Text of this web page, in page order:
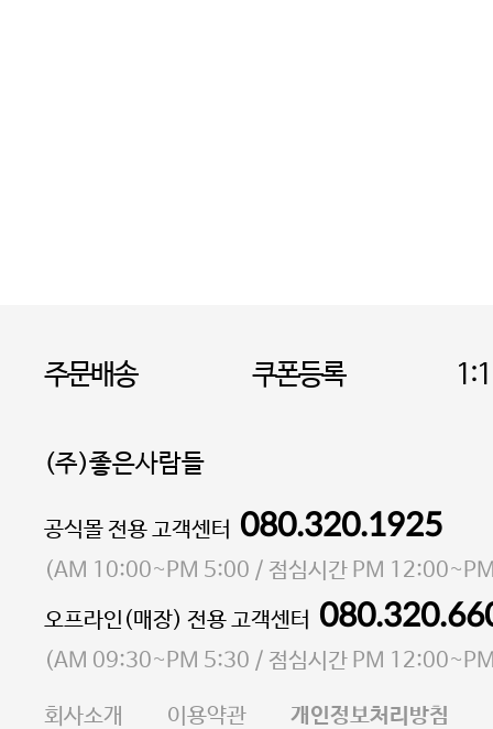
주문배송 쿠폰등록
(주)좋은사람들
대표 이성현,박영환| 개인정보관리책임자 김상현
소재지 서울특별시 마포구 마포대로4다길 41 마포
통신판매업 신고번호 2023-서울마포-3931호
사업자등록번호 105-81-58242
공식몰 전용 고객센터 080.320.1925
(AM 10:00~PM 5:00 / 점심시간 PM
오프라인(매장) 전용 고객센터
(AM 09:30~PM 5:30 / 점심시간 PM
회사소개 이용약관 개인정보처리방침